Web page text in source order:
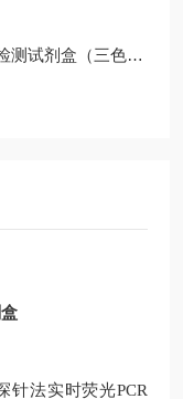
时荧光PCR法）使用说明
针法实时荧光PCR